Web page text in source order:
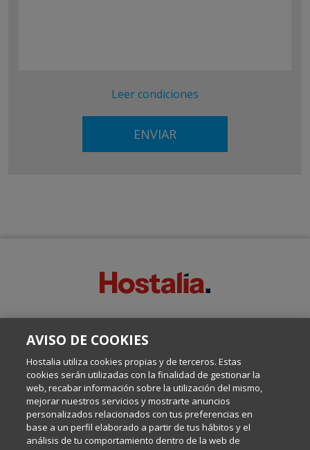
Leer condiciones
Escrito por el equipo de Comunicación de Hostalia, dirigido por
Internet y Tecnología.
Política de privacidad
AVISO DE COOKIES
Hostalia utiliza cookies propias y de terceros. Estas
cookies serán utilizadas con la finalidad de gestionar la
web, recabar información sobre la utilización del mismo,
mejorar nuestros servicios y mostrarte anuncios
personalizados relacionados con tus preferencias en
base a un perfil elaborado a partir de tus hábitos y el
análisis de tu comportamiento dentro de la web de